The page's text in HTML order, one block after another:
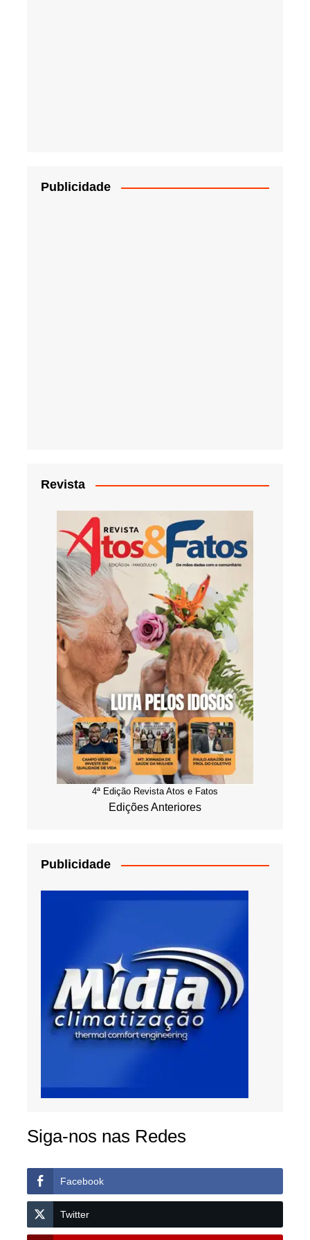
Publicidade
Revista
4ª Edição Revista Atos e Fatos
Edições Anteriores
Publicidade
Siga-nos nas Redes
Facebook
Twitter